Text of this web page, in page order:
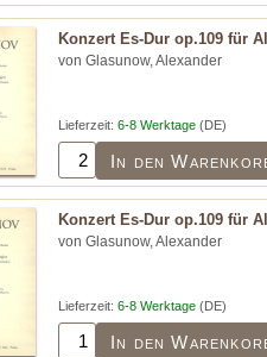
Konzert Es-Dur op.109 für
von Glasunow, Alexander
Lieferzeit: 6-8 Werktage (DE)
In den
Konzert Es-Dur op.109 für
von Glasunow, Alexander
Lieferzeit: 6-8 Werktage (DE)
In den